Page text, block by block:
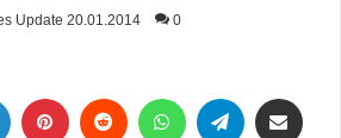
Update 20.01.2014 0